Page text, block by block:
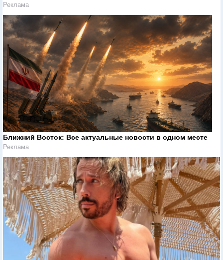
Реклама
Ближний Восток: Все актуальные новости в одном месте
Реклама